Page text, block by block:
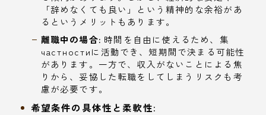
「辞めなくても良い」という精神的な余裕があ
るというメリットもあります。
離職中の場合: 時間を自由に使えるため、集
частностиに活動でき、短期間で決まる可能性
があります。一方で、収入がないことによる焦
りから、妥協した転職をしてしまうリスクも考
慮が必要です。
希望条件の具体性と柔軟性: